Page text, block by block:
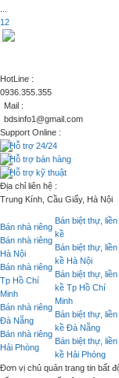
12
HotLine :
0936.355.355
Mail :
bdsinfo1@gmail.com
Support Online :
Hỗ trợ 24/24
Hỗ trợ bán hàng
Hỗ trợ kỹ thuật
Địa chỉ liên hệ :
Trung Kính, Cầu Giấy, Hà Nội
Bán nhà riêng
Bán nhà riêng
Hà Nội
Bán nhà riêng
Tp Hồ Chí
Minh
Bán nhà riêng
Đà Nẵng
Bán nhà riêng
Hải Phòng
Bán biệt thự, liền
kề
Bán biệt thự, liền
kề Hà Nội
Bán biệt thự, liền
kề Tp Hồ Chí
Minh
Bán biệt thự, liền
kề Đà Nẵng
Bán biệt thự, liền
kề Hải Phòng
Đơn vị chủ quản trang tin bất